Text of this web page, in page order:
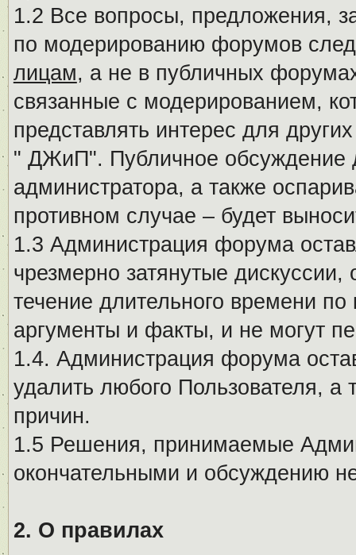
1.2 Все вопросы, предложения,
по модерированию форумов
лицам, а не в публичных
связанные с модерированием,
представлять интерес для
" ДЖиП". Публичное обсуждение
администратора, а также
противном случае – будет
1.3 Администрация форума
чрезмерно затянутые
течение длительного времени
аргументы и факты, и не могут
1.4. Администрация форума
удалить любого Пользователя, а
причин.
1.5 Решения, принимаемые
окончательными и обсуждению
2. О правилах